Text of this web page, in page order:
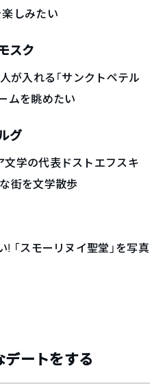
楽しみたい
スク
が入れる「サンクトペテル
ムを眺めたい
グ
文学の代表ドストエフスキ
街を文学散歩
「スモーリヌイ聖堂」を写真
ートをする